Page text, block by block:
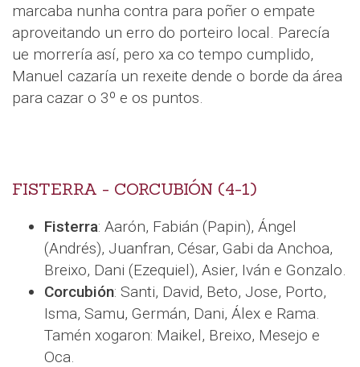
marcaba nunha contra para poñer o empate
aproveitando un erro do porteiro local. Parecía
ue morrería así, pero xa co tempo cumplido,
Manuel cazaría un rexeite dende o borde da área
para cazar o 3º e os puntos.
FISTERRA - CORCUBIÓN (4-1)
Fisterra: Aarón, Fabián (Papin), Ángel
(Andrés), Juanfran, César, Gabi da Anchoa,
Breixo, Dani (Ezequiel), Asier, Iván e Gonzalo.
Corcubión: Santi, David, Beto, Jose, Porto,
Isma, Samu, Germán, Dani, Álex e Rama.
Tamén xogaron: Maikel, Breixo, Mesejo e
Oca.